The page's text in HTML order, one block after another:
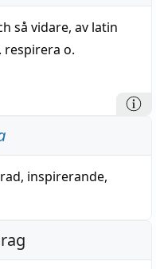
så vidare, av latin
respirera o.
, inspirerande,